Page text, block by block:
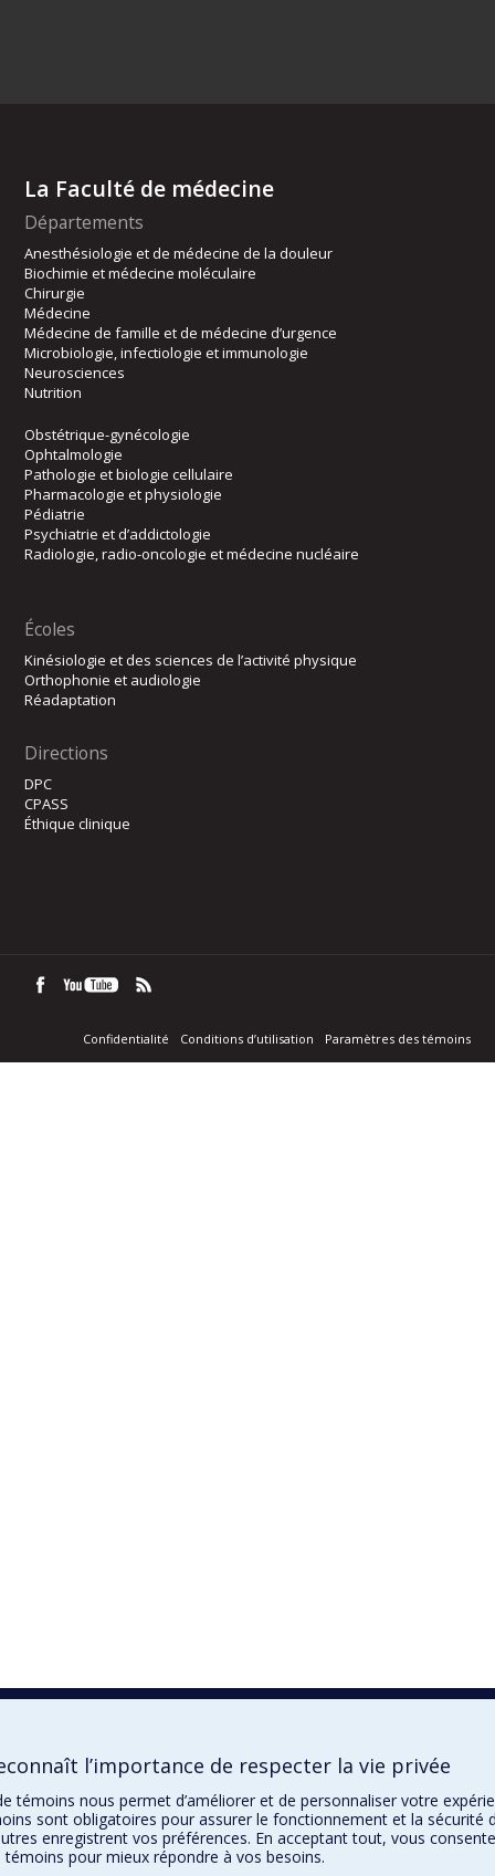
La Faculté de médecine
Départements
Anesthésiologie et de médecine de la douleur
Biochimie et médecine moléculaire
Chirurgie
Médecine
Médecine de famille et de médecine d’urgence
Microbiologie, infectiologie et immunologie
Neurosciences
Nutrition
Obstétrique-gynécologie
Ophtalmologie
Pathologie et biologie cellulaire
Pharmacologie et physiologie
Pédiatrie
Psychiatrie et d’addictologie
Radiologie, radio-oncologie et médecine nucléaire
Écoles
Kinésiologie et des sciences de l’activité physique
Orthophonie et audiologie
Réadaptation
Directions
DPC
CPASS
Éthique clinique
Confidentialité Conditions d’utilisation Paramètres des témoins
l’importance de respecter la vie privée
témoins nous permet d’améliorer et de personnaliser votre
sont obligatoires pour assurer le fonctionnement et la sécurité
enregistrent vos préférences. En acceptant tout, vous
pour mieux répondre à vos besoins.